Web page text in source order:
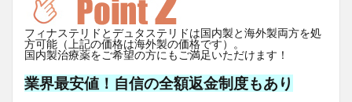
フィナステリドとデュタステリドは国内製と海外製両方を処
方可能（上記の価格は海外製の価格です）。
国内製治療薬をご希望の方にもご満足いただけます！
業界最安値！自信の全額返金制度もあり